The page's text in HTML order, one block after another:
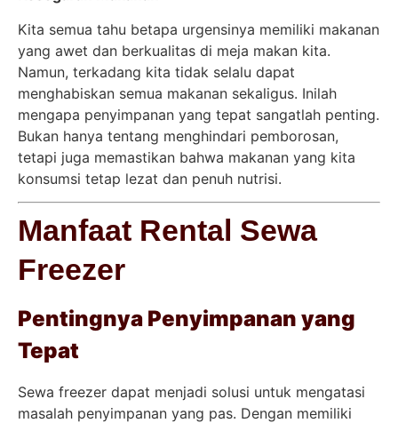
Kita semua tahu betapa urgensinya memiliki makanan
yang awet dan berkualitas di meja makan kita.
Namun, terkadang kita tidak selalu dapat
menghabiskan semua makanan sekaligus. Inilah
mengapa penyimpanan yang tepat sangatlah penting.
Bukan hanya tentang menghindari pemborosan,
tetapi juga memastikan bahwa makanan yang kita
konsumsi tetap lezat dan penuh nutrisi.
Manfaat Rental Sewa
Freezer
Pentingnya Penyimpanan yang
Tepat
Sewa freezer dapat menjadi solusi untuk mengatasi
masalah penyimpanan yang pas. Dengan memiliki